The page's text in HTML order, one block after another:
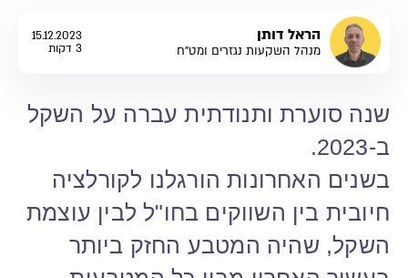
הראל דותן
מנהל השקעות נגזרים ומט"ח
15.12.2023
3 דקות
שנה סוערת ותנודתית עברה על השקל
ב-2023.
בשנים האחרונות הורגלנו לקורלציה
חיובית בין השווקים בחו"ל לבין עוצמת
השקל, שהיה המטבע החזק ביותר